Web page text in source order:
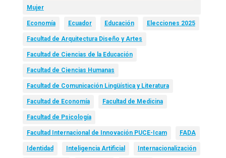
Mujer
Economía Ecuador Educación Elecciones 2025
Facultad de Arquitectura Diseño y Artes
Facultad de Ciencias de la Educación
Facultad de Ciencias Humanas
Facultad de Comunicación Lingüística y Literatura
Facultad de Economía Facultad de Medicina
Facultad de Psicología
Facultad Internacional de Innovación PUCE-Icam FADA
Identidad Inteligencia Artificial Internacionalización